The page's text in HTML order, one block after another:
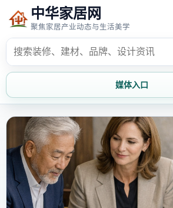
中华家居网
聚焦家居产业动态与生活美学
媒体入口
首页 家居资讯
家居风水 家居欣赏
时尚饰家 装修设计